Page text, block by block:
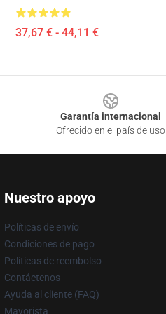
37,67 € - 44,11 €
Garantía internacional
Ofrecido en el país de uso
Nuestro apoyo
Políticas de envío
Condiciones de pago
Políticas de reembolso
Contáctenos
Ayuda al cliente (FAQ)
Mayorista